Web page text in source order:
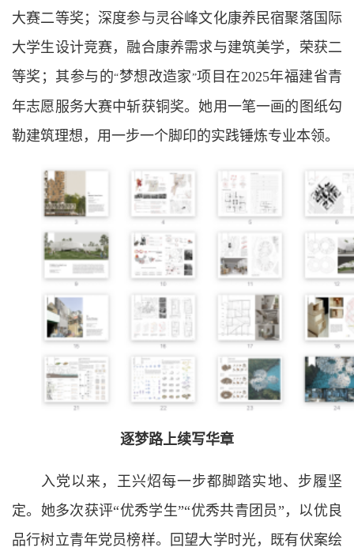
大赛二等奖；深度参与灵谷峰文化康养民宿聚落国际
大学生设计竞赛，融合康养需求与建筑美学，荣获二
等奖；其参与的“梦想改造家”项目在2025年福建省青
年志愿服务大赛中斩获铜奖。她用一笔一画的图纸勾
勒建筑理想，用一步一个脚印的实践锤炼专业本领。
逐梦路上续写华章
入党以来，王兴炤每一步都脚踏实地、步履坚
定。她多次获评“优秀学生”“优秀共青团员”，以优良
品行树立青年党员榜样。回望大学时光，既有伏案绘